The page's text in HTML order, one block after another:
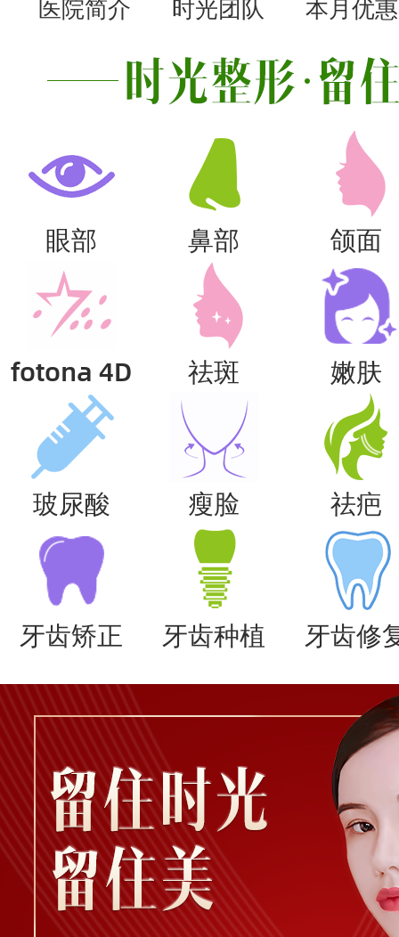
医院简介 时光团队 本月优惠
眼部 鼻部 颌面
fotona 4D 祛斑 嫩肤
玻尿酸 瘦脸 祛疤
牙齿矫正 牙齿种植 牙齿修